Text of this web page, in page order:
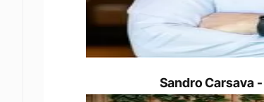
Sandro Carsava -